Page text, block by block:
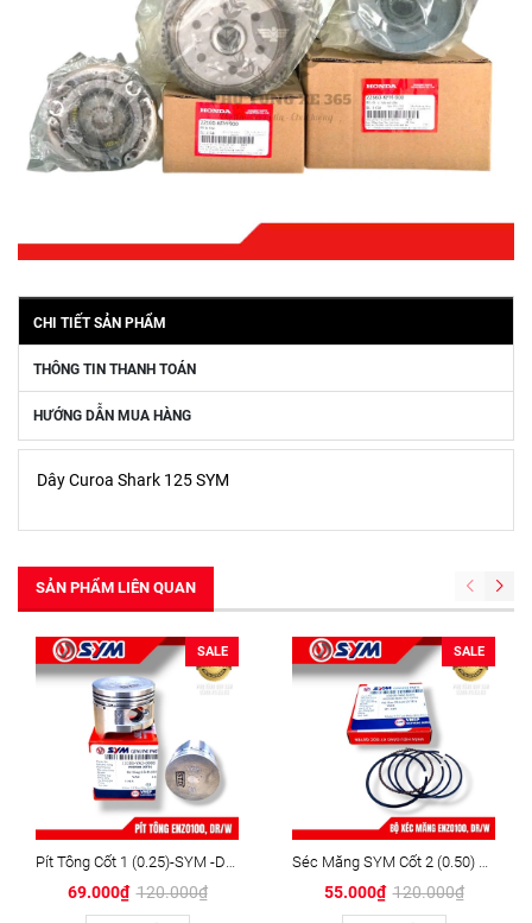
CHI TIẾT SẢN PHẨM
THÔNG TIN THANH TOÁN
HƯỚNG DẪN MUA HÀNG
Dây Curoa Shark 125 SYM
SẢN PHẨM LIÊN QUAN
SALE
Pít Tông Cốt 1 (0.25)-SYM -DR/W
69.000₫120.000₫
SALE
Séc Măng SYM Cốt 2 (0.50) Angle 100 SYM - DR/WAVE
55.000₫120.000₫